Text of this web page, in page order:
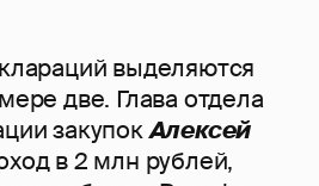
выделяются
две. Глава отдела
закупокАлексей
в 2 млн рублей,